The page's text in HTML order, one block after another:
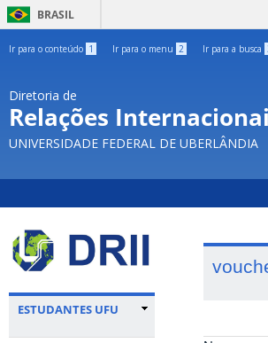
BRASIL
Ir para o conteúdo 1 Ir para o menu 2 Ir para a busca
Diretoria de
Relações
UNIVERSIDADE FEDERAL DE UBERLÂNDIA
ESTUDANTES UFU